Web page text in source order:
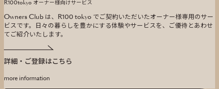
R100tokyo オーナー様向けサービス
Owners Club は、R100 tokyo でご契約いただいたオーナー様専用のサー
ビスです。
日々の暮らしを豊かにする体験やサービスを、ご優待とあわせ
てご紹介いたします。
詳細・ご登録はこちら
more information